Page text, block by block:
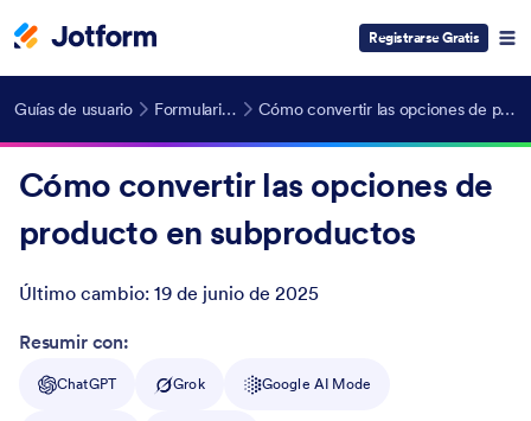
Registrarse Gratis
Guías de usuario Formularios de Pago Cómo convertir las opciones de producto en subproductos
Cómo convertir las opciones de
producto en subproductos
Último cambio: 19 de junio de 2025
Post ID
Resumir con:
ChatGPT Grok Google AI Mode